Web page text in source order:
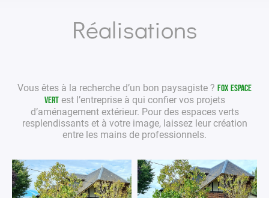
Réalisations
Vous êtes à la recherche d’un bon paysagiste ? Fox Espace
Vertest l’entreprise à qui confier vos projets
d’aménagement extérieur. Pour des espaces verts
resplendissants et à votre image, laissez leur création
entre les mains de professionnels.